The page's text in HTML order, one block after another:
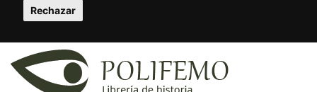
Rechazar